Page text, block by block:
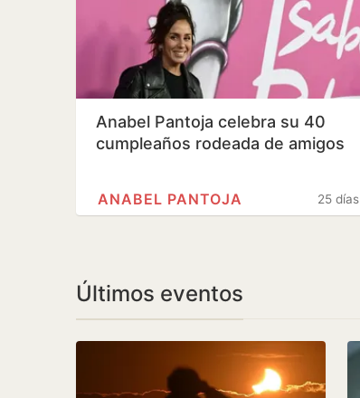
Anabel Pantoja celebra su 40
cumpleaños rodeada de amigos
25 días
ANABEL PANTOJA
Últimos eventos